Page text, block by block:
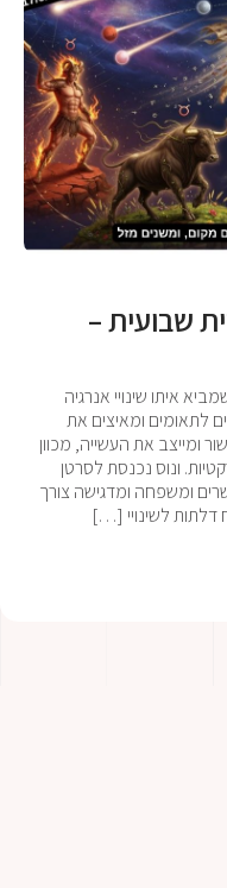
שבועית –
איתו שינויי אנרגיה
לתאומים ומאיצים את
ומייצב את העשייה, מכוון
ונוס נכנסת לסרטן
ומשפחה ומדגישה צורך
דלתות לשינויי […]